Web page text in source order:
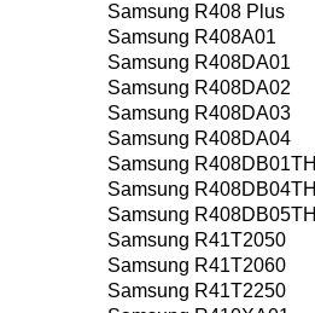
Samsung R408 Plus
Samsung R408A01
Samsung R408DA01
Samsung R408DA02
Samsung R408DA03
Samsung R408DA04
Samsung R408DB01TH
Samsung R408DB04TH
Samsung R408DB05TH
Samsung R41T2050
Samsung R41T2060
Samsung R41T2250